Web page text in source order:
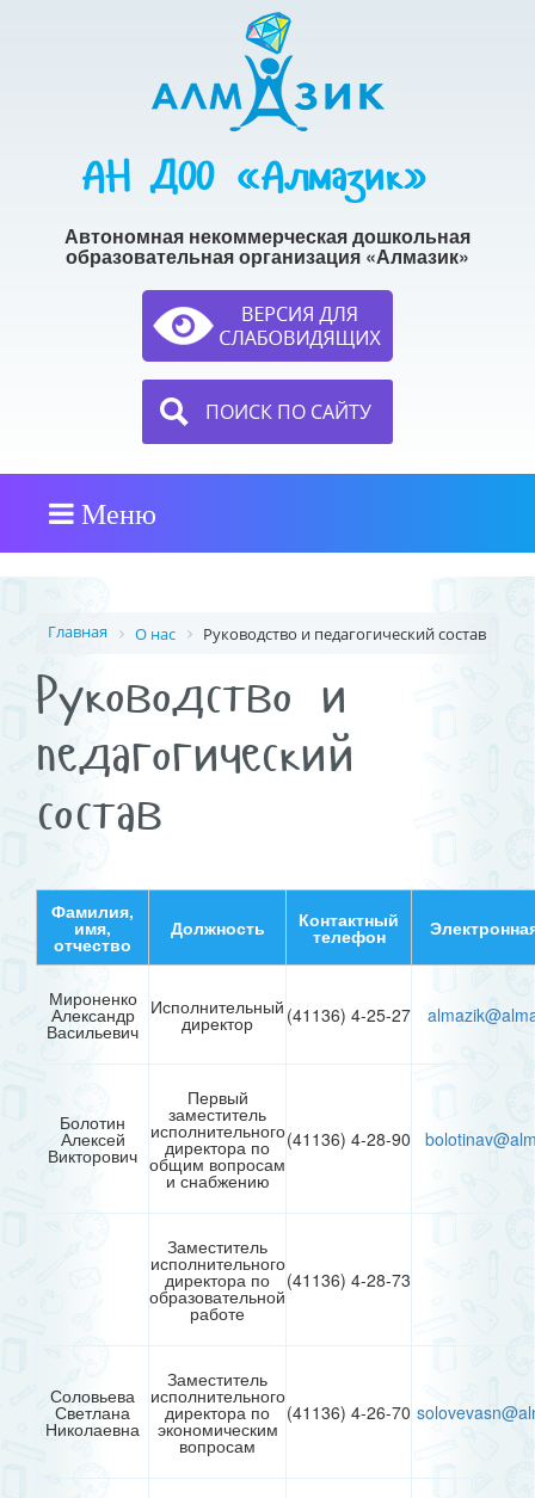
АН ДОО «Алмазик»
Автономная некоммерческая дошкольная
образовательная организация «Алмазик»
ПОИСК ПО САЙТУ
Меню
Главная О нас Руководство и педагогический состав
Руководство и
педагогический
состав
Фамилия,
имя,
отчество
Должность Контактный
телефон
Мироненко
Александр
Васильевич
Исполнительный
директор (41136) 4-25-27 almazik@
Болотин
Алексей
Викторович
Первый
заместитель
исполнительного
директора по
общим вопросам
и снабжению
(41136) 4-28-90
Заместитель
исполнительного
директора по
образовательной
работе
(41136) 4-28-73
Соловьева
Светлана
Николаевна
Заместитель
исполнительного
директора по
экономическим
вопросам
(41136) 4-26-70